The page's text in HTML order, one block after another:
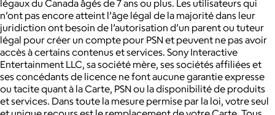
légaux du Canada âgés de 7 ans ou plus. Les utilisateurs qui
n’ont pas encore atteint l’âge légal de la majorité dans leur
juridiction ont besoin de l’autorisation d’un parent ou tuteur
légal pour créer un compte pour PSN et peuvent ne pas avoir
accès à certains contenus et services. Sony Interactive
Entertainment LLC, sa société mère, ses sociétés affiliées et
ses concédants de licence ne font aucune garantie expresse
ou tacite quant à la Carte, PSN ou la disponibilité de produits
et services. Dans toute la mesure permise par la loi, votre seul